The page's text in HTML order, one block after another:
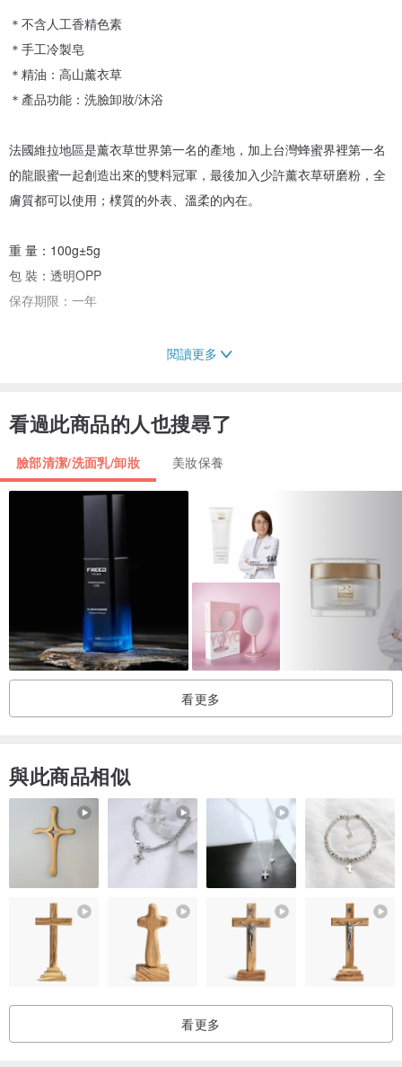
＊不含人工香精色素
＊手工冷製皂
＊精油：高山薰衣草
＊產品功能：洗臉卸妝/沐浴
法國維拉地區是薰衣草世界第一名的產地，加上台灣蜂蜜界裡第一名
的龍眼蜜一起創造出來的雙料冠軍，最後加入少許薰衣草研磨粉，全
膚質都可以使用；樸質的外表、溫柔的內在。
重 量：100g±5g
包 裝：透明OPP
保存期限：一年
皂。捨棄人工添加物，耐心等候奶油花成形與仔細分層，保留滋潤與
的給你！
+ 下單時如顯示『我要訂製』代表此款無現貨
+ 當您購買多樣商品需要分開包裝，請於備註欄註明包裝方式
+ 當您從店舖或網路購回艾蜜莉手工皂後，請趁新鮮盡早使用
+ 如未馬上使用的手工皂請存放於乾燥陰涼處，避免陽光直射
+ 法令規定網站不能填寫手工皂適用膚質，如不知如何挑選歡迎發問
+ 歡迎企業禮贈品訂製 | 婚禮小物 | 代製母乳皂
產地/製造方式
產地台灣 手工製作
閱讀更多
看過此商品的人也搜尋了
臉部清潔/洗面乳/卸妝 美妝保養
看更多
與此商品相似
看更多